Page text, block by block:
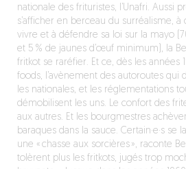
nationale des frituristes, l’Unafri. Aussi
s’afficher en berceau du surréalisme, à
vivre et à défendre sa loi sur la mayo
et 5 % de jaunes d’œuf minimum), la
fritkot se raréfier. Et ce, dès les années
foods, l’avènement des autoroutes
les nationales, et les réglementations
démobilisent les uns. Le confort des
aux autres. Et les bourgmestres
baraques dans la sauce. Certain·e·s se
une « chasse aux sorcières », raconte
tolèrent plus les fritkots, jugés trop